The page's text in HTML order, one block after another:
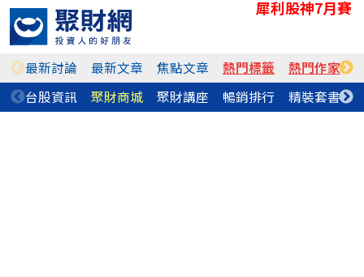
犀利股神7月賽
最新討論 最新文章 焦點文章 熱門標籤 熱門作家
台股資訊
聚財商城 聚財講座 暢銷排行 精裝套書